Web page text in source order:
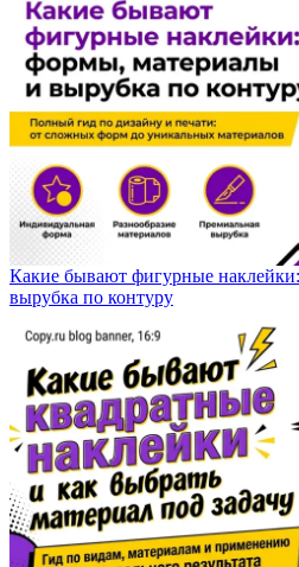
Какие бывают фигурные
вырубка по контуру